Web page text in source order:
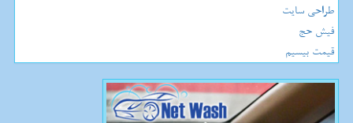
طراحی سایت
فیش حج
قیمت بیسیم